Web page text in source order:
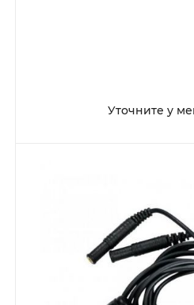
Уточните у